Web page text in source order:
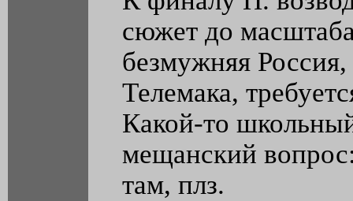
сюжет до
безмужняя
Телемака,
Какой-то
мещанский
там, плз.